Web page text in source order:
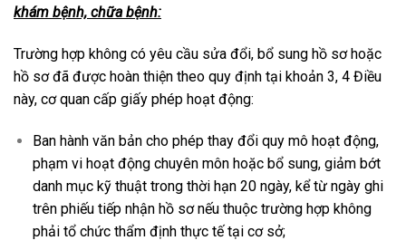
khám bệnh, chữa bệnh:
Trường hợp không có yêu cầu sửa đổi, bổ sung hồ sơ hoặc
hồ sơ đã được hoàn thiện theo quy định tại khoản 3, 4 Điều
này, cơ quan cấp giấy phép hoạt động:
Ban hành văn bản cho phép thay đổi quy mô hoạt động,
phạm vi hoạt động chuyên môn hoặc bổ sung, giảm bớt
danh mục kỹ thuật trong thời hạn 20 ngày, kể từ ngày ghi
trên phiếu tiếp nhận hồ sơ nếu thuộc trường hợp không
phải tổ chức thẩm định thực tế tại cơ sở;